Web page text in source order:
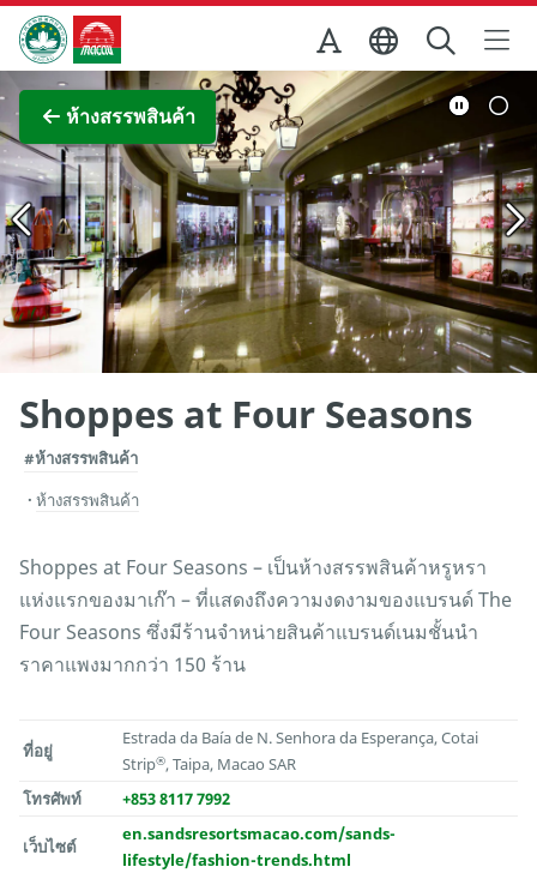
Skip to Main Content
สำนักงานการท่องเที่ยวของรัฐบาลมาเก๊า
ห้างสรรพสินค้า
ภาพขยาย
Shoppes at Four Seasons
#ห้างสรรพสินค้า
ห้างสรรพสินค้า
Shoppes at Four Seasons – เป็นห้างสรรพสินค้าหรูหรา
แห่งแรกของมาเก๊า – ที่แสดงถึงความงดงามของแบรนด์ The
Four Seasons ซึ่งมีร้านจำหน่ายสินค้าแบรนด์เนมชั้นนำ
ราคาแพงมากกว่า 150 ร้าน
ที่อยู่
Estrada da Baía de N. Senhora da Esperança, Cotai
Strip®, Taipa, Macao SAR
โทรศัพท์
+853 8117 7992
เว็บไซต์
en.sandsresortsmacao.com/sands-
lifestyle/fashion-trends.html